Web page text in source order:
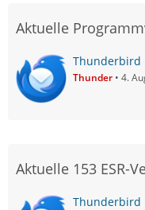
Aktuelle
Thunderbird
Thunder 4.
Aktuelle 153 ESR-
Thunderbird